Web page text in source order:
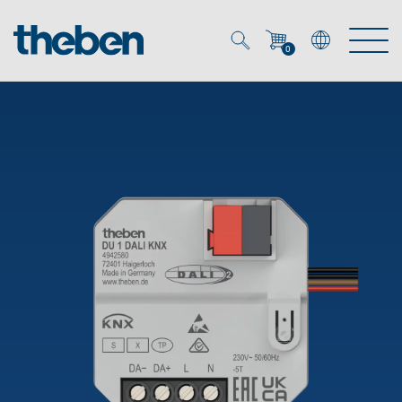
0
Energy Manager
Smart Home
Präsenzmelder & Bewegungsmelder
OEM-Lösungen
Ansprechpartner OEM
OEM-Referenzen
Zeit- und Lichtsteuerung
DALI-2 Lichtsteuerung
Downloads